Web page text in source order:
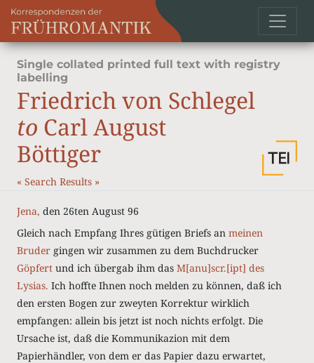
Single collated printed full text with registry
labelling
Friedrich von Schlegel
to Carl August
Böttiger
« Search Results »
Jena, den 26ten August 96
Gleich nach Empfang Ihres gütigen Briefs an meinen
Bruder gingen wir zusammen zu dem Buchdrucker
Göpfert und ich übergab ihm das M[anu]scr.[ipt] des
Lysias. Ich hoffte Ihnen noch melden zu können, daß ich
den ersten Bogen zur zweyten Korrektur wirklich
empfangen: allein bis jetzt ist noch nichts erfolgt. Die
Ursache ist, daß die Kommunikazion mit dem
Papierhändler, von dem er das Papier dazu erwartet,